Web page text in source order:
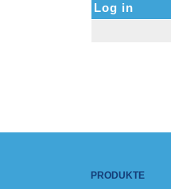
Log in
PRODUKTE